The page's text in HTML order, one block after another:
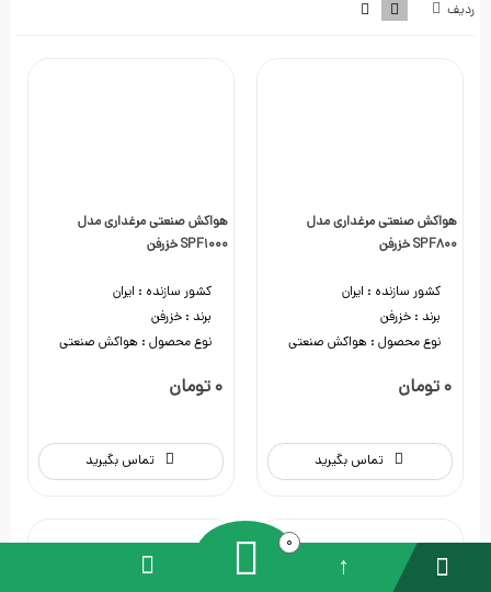
ردیف
هواکش صنعتی مرغداری مدل
SPF800 خزرفن
کشور سازنده : ایران
برند : خزرفن
نوع محصول : هواکش صنعتی
0 تومان
تماس بگیرید
هواکش صنعتی مرغداری مدل
SPF1000 خزرفن
کشور سازنده : ایران
برند : خزرفن
نوع محصول : هواکش صنعتی
0 تومان
تماس بگیرید
0